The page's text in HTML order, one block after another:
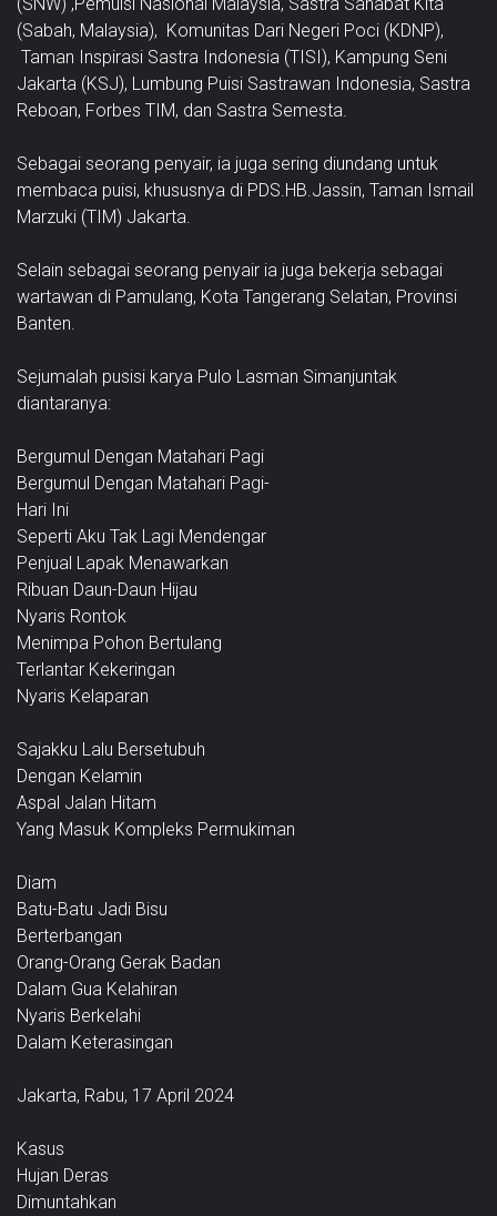
(Sabah, Malaysia), Komunitas Dari Negeri Poci (KDNP),
Taman Inspirasi Sastra Indonesia (TISI), Kampung Seni
Jakarta (KSJ), Lumbung Puisi Sastrawan Indonesia, Sastra
Reboan, Forbes TIM, dan Sastra Semesta.
Sebagai seorang penyair, ia juga sering diundang untuk
membaca puisi, khususnya di PDS.HB.Jassin, Taman Ismail
Marzuki (TIM) Jakarta.
Selain sebagai seorang penyair ia juga bekerja sebagai
wartawan di Pamulang, Kota Tangerang Selatan, Provinsi
Banten.
Sejumalah pusisi karya Pulo Lasman Simanjuntak
diantaranya:
Bergumul Dengan Matahari Pagi
Bergumul Dengan Matahari Pagi-
Hari Ini
Seperti Aku Tak Lagi Mendengar
Penjual Lapak Menawarkan
Ribuan Daun-Daun Hijau
Nyaris Rontok
Menimpa Pohon Bertulang
Terlantar Kekeringan
Nyaris Kelaparan
Sajakku Lalu Bersetubuh
Dengan Kelamin
Aspal Jalan Hitam
Yang Masuk Kompleks Permukiman
Diam
Batu-Batu Jadi Bisu
Berterbangan
Orang-Orang Gerak Badan
Dalam Gua Kelahiran
Nyaris Berkelahi
Dalam Keterasingan
Jakarta, Rabu, 17 April 2024
Kasus
Hujan Deras
Dimuntahkan